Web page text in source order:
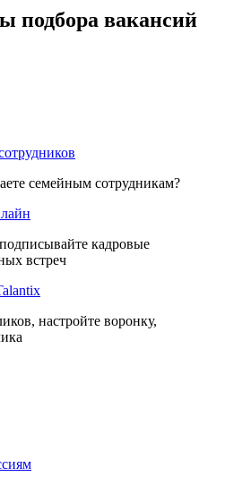
подбора вакансий
семейным сотрудникам?
кадровые
встреч
настройте воронку,